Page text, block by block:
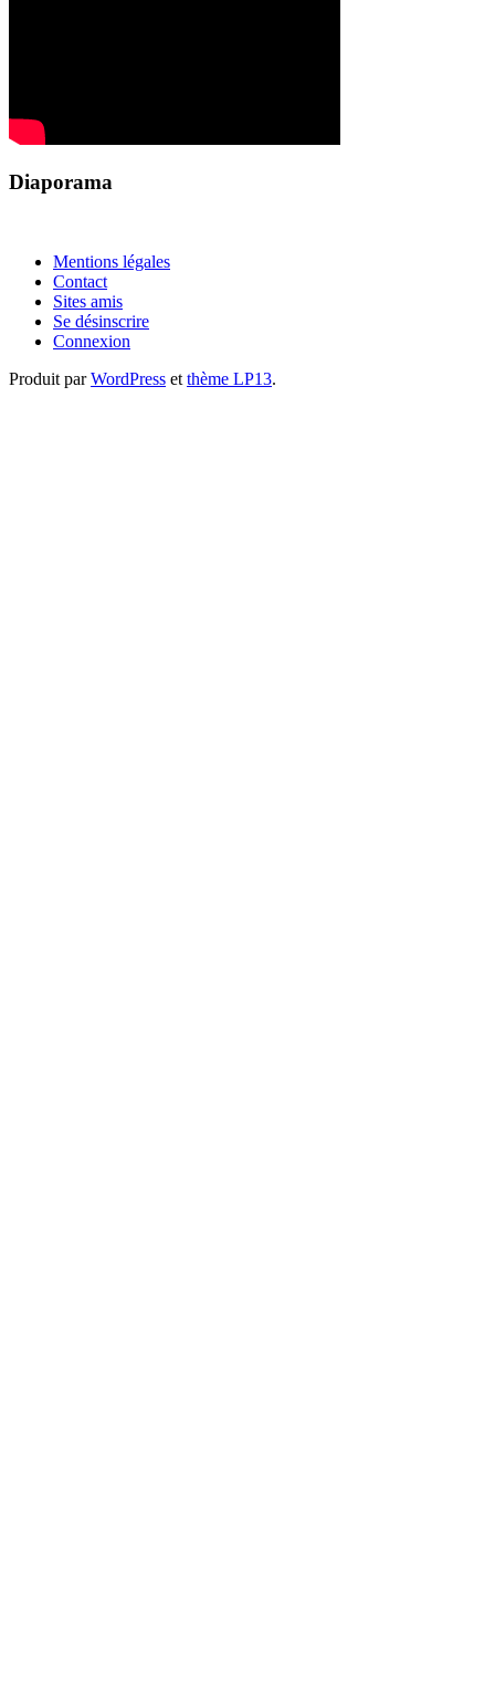
Diaporama
Mentions légales
Contact
Sites amis
Se désinscrire
Connexion
Produit parWordPress etthème LP13.